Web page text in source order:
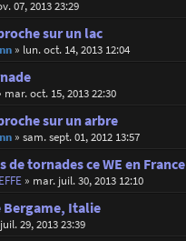
07, 2013 23:29
sur un lac
» lun. oct. 14, 2013 12:04
mar. oct. 15, 2013 22:30
sur un arbre
» sam. sept. 01, 2012 13:57
de tornades ce WE en France
» mar. juil. 30, 2013 12:10
Bergame, Italie
29, 2013 23:39